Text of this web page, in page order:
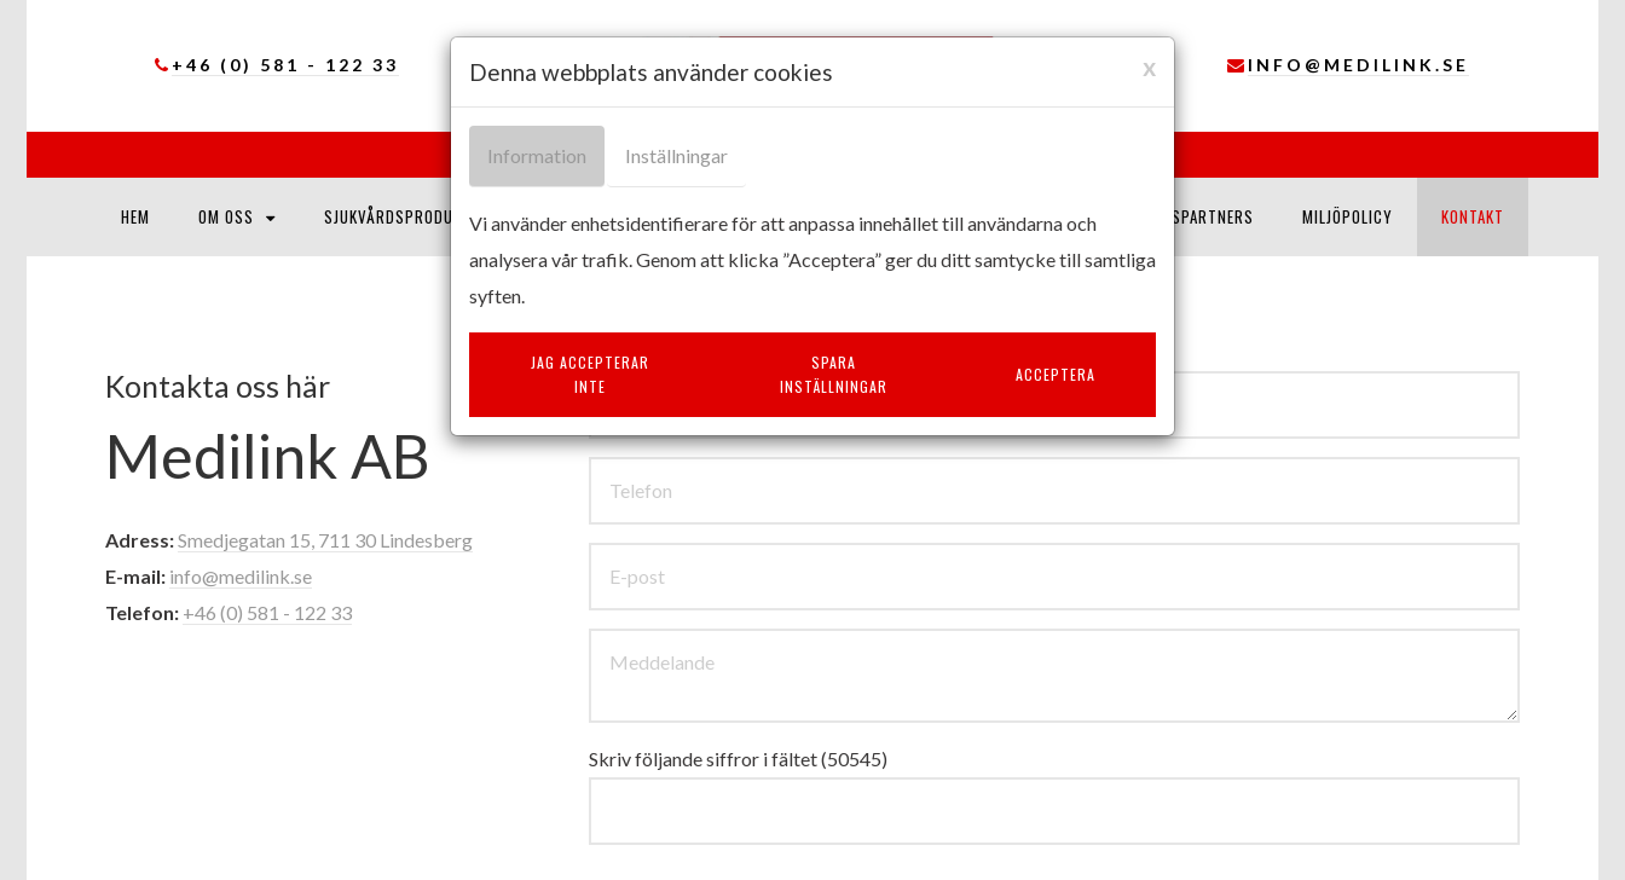
+46 (0) 581 - 122 33 INFO@MEDILINK.SE
Tillverkare och leverantör av produkter för vård och omsorg sedan 1987
HEM OM OSS SJUKVÅRDSPRODUKTER HÖRSELVÅRD SPARKCYKLAR ÖVRIGA PRODUKTER SAMARBETSPARTNERS MILJÖPOLICY KONTAKT
Kontakta oss här
Medilink AB
Adress:Smedjegatan 15, 711 30 Lindesberg
E-mail: info@medilink.se
Telefon: +46 (0) 581 - 122 33
Skriv följande siffror i fältet (50545)
x
Denna webbplats använder cookies
Information Inställningar
Vi använder enhetsidentifierare för att anpassa innehållet till användarna och
analysera vår trafik. Genom att klicka ”Acceptera” ger du ditt samtycke till samtliga
syften.
JAG ACCEPTERAR
INTE
SPARA
INSTÄLLNINGAR
ACCEPTERA